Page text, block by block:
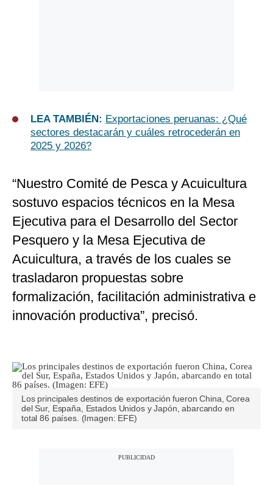
LEA TAMBIÉN: Exportaciones peruanas: ¿Qué
sectores destacarán y cuáles retrocederán en
2025 y 2026?
“Nuestro Comité de Pesca y Acuicultura
sostuvo espacios técnicos en la Mesa
Ejecutiva para el Desarrollo del Sector
Pesquero y la Mesa Ejecutiva de
Acuicultura, a través de los cuales se
trasladaron propuestas sobre
formalización, facilitación administrativa e
innovación productiva”, precisó.
Los principales destinos de exportación fueron China, Corea
del Sur, España, Estados Unidos y Japón, abarcando en
total 86 países. (Imagen: EFE)